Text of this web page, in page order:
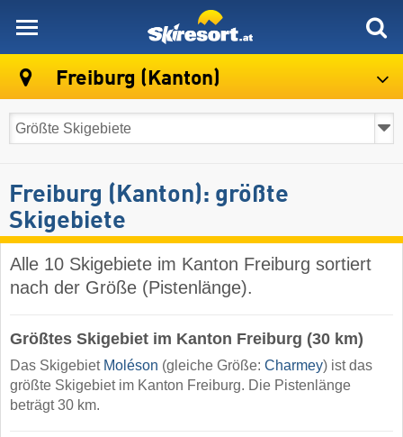
Freiburg (Kanton)
Freiburg (Kanton): größte
Skigebiete
Alle 10 Skigebiete im Kanton Freiburg sortiert
nach der Größe (Pistenlänge).
Größtes Skigebiet im Kanton Freiburg (30 km)
Das Skigebiet Moléson (gleiche Größe: Charmey) ist das
größte Skigebiet im Kanton Freiburg. Die Pistenlänge
beträgt 30 km.